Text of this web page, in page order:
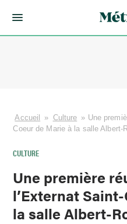
Accueil » Culture » Une
Coeur de Marie à la salle Albert-
CULTURE
Une première
l’Externat
la salle Albert-